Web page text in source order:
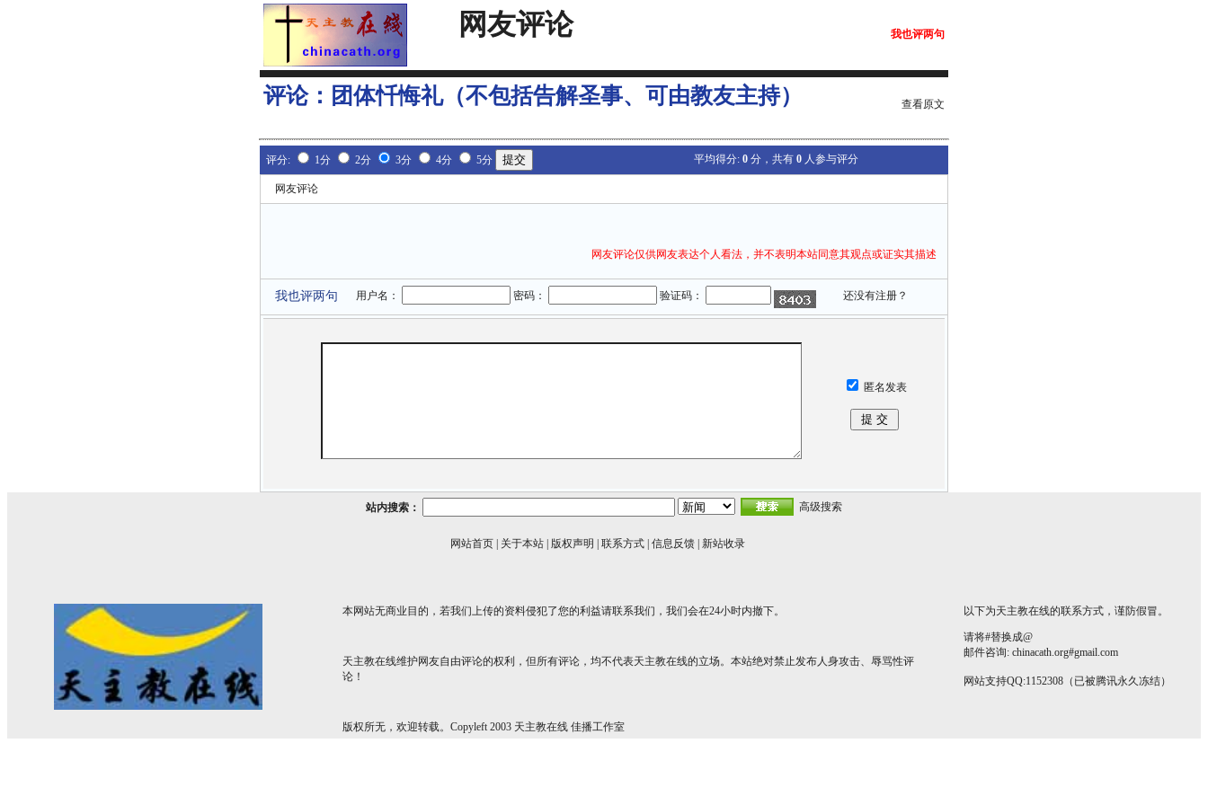
网友评论 我也评两句
评论： 团体忏悔礼（不包括告解圣事、可由教友主持） 查看原文
评分: 1分 2分 3分 4分 5分 平均得分: 0 分，共有 0 人参与评分
网友评论
网友评论仅供网友表达个人看法，并不表明本站同意其观点或证实其描述
我也评两句 用户名： 密码： 验证码： 还没有注册？
匿名发表
站内搜索： 高级搜索
网站首页 关于本站 版权声明 联系方式 信息反馈 新站收录
本网站无商业目的，若我们上传的资料侵犯了您的利益请联系我们，我们会在24小时内撤下。
天主教在线维护网友自由评论的权利，但所有评论，均不代表天主教在线的立场。本站绝对禁止发布人身攻击、辱骂性评
论！
版权所无，欢迎转载。Copyleft 2003 天主教在线 佳播工作室
以下为天主教在线的联系方式，谨防假冒。
请将#替换成@
邮件咨询: chinacath.org#gmail.com
网站支持QQ:1152308（已被腾讯永久冻结）